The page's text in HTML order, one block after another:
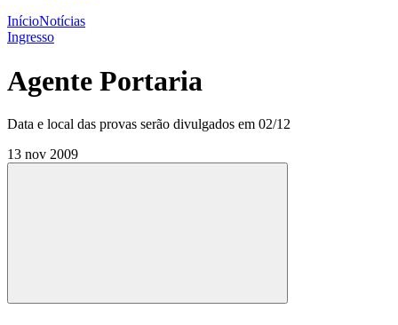
InícioNotícias
Ingresso
Agente Portaria
Data e local das provas serão divulgados em 02/12
13 nov 2009
Compartilhar